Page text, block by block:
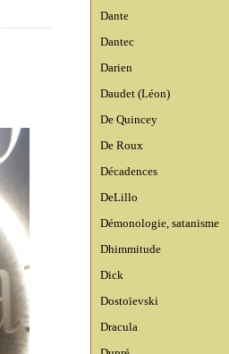
Dante
Dantec
Darien
Daudet (Léon)
De Quincey
De Roux
Décadences
DeLillo
Démonologie, satanisme
Dhimmitude
Dick
Dostoïevski
Dracula